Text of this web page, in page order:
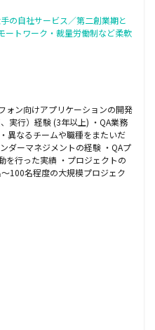
の自社サービス／第二創業期と
ートワーク・裁量労働制など柔軟
ォン向けアプリケーションの開発
実行）経験 (3年以上) ・QA業務
異なるチームや職種をまたいだ
ダーマネジメントの経験 ・QAプ
を行った実績 ・プロジェクトの
100名程度の大規模プロジェク